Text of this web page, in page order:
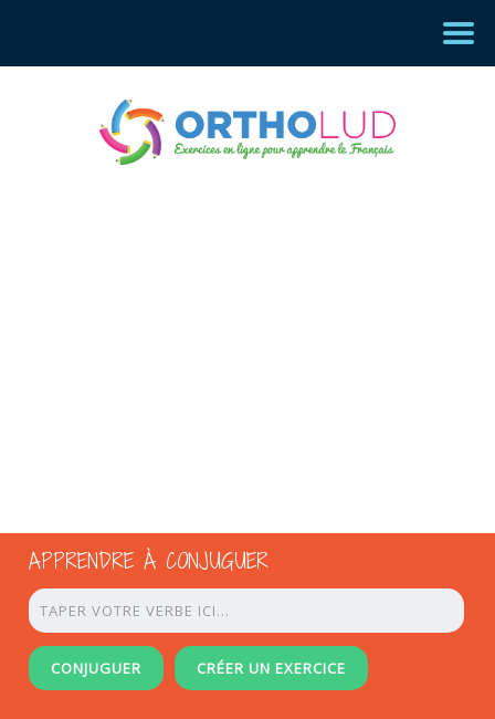
APPRENDRE À CONJUGUER
CONJUGUER CRÉER UN EXERCICE